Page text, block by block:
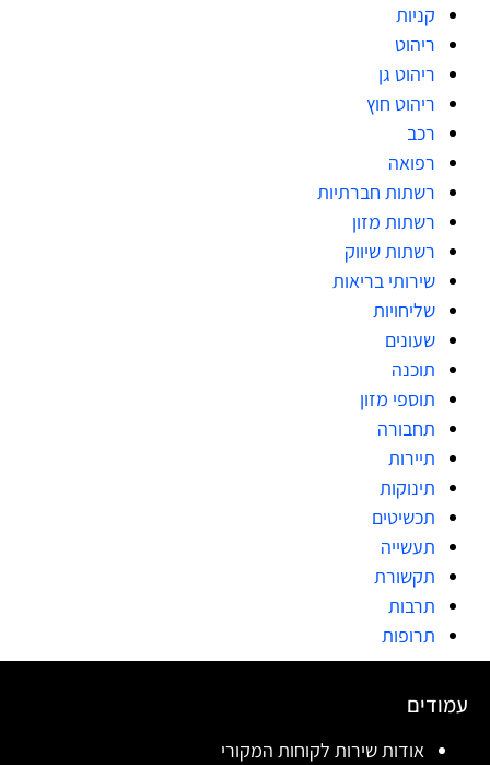
קניות
ריהוט
ריהוט גן
ריהוט חוץ
רכב
רפואה
רשתות חברתיות
רשתות מזון
רשתות שיווק
שירותי בריאות
שליחויות
שעונים
תוכנה
תוספי מזון
תחבורה
תיירות
תינוקות
תכשיטים
תעשייה
תקשורת
תרבות
תרופות
עמודים
אודות שירות לקוחות המקורי